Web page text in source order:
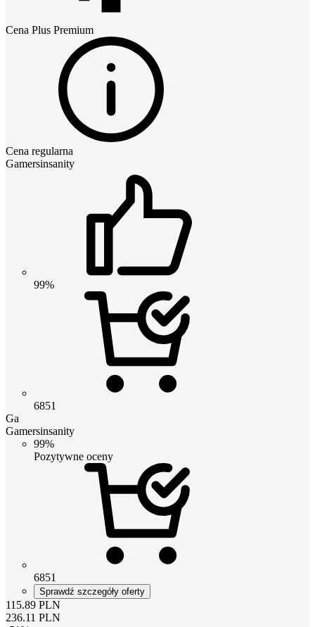
Cena Plus Premium
Cena regularna
Gamersinsanity
99%
6851
Ga
Gamersinsanity
99%
Pozytywne oceny
6851
Sprawdź szczegóły oferty
115.89 PLN
236.11 PLN